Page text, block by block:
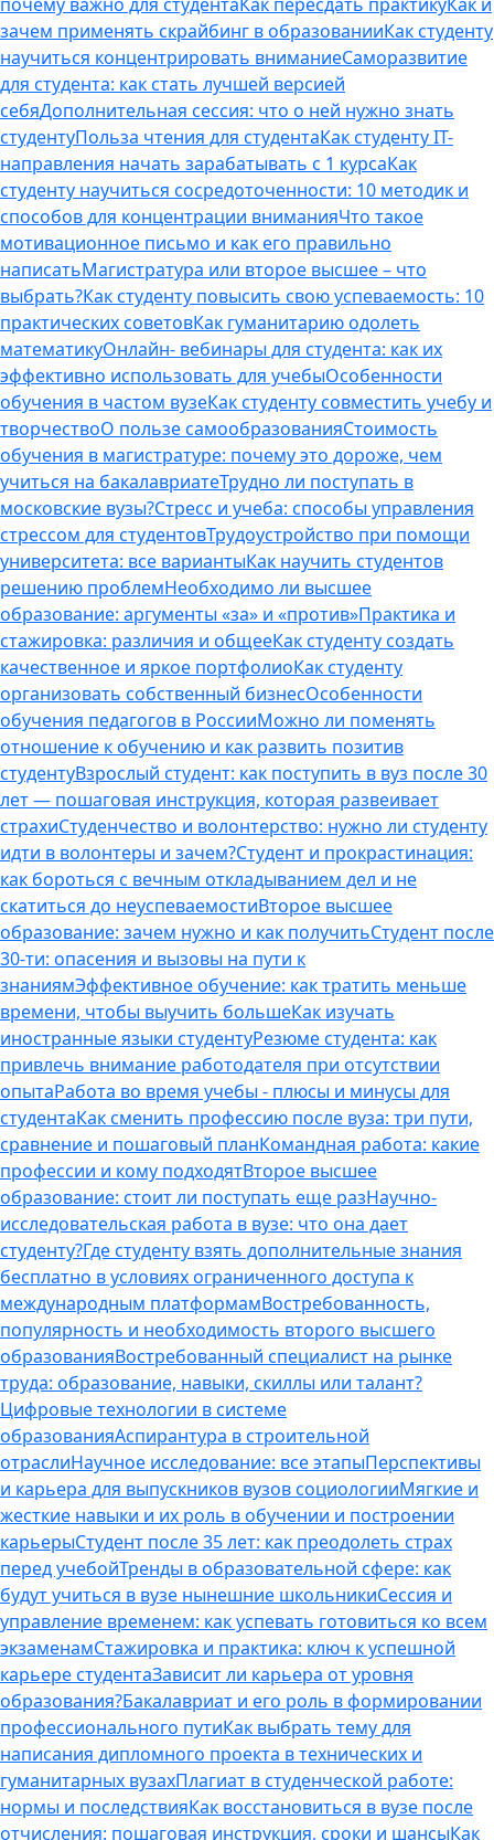
зачем применять скрайбинг в образованииКак студенту
научиться концентрировать вниманиеСаморазвитие
для студента: как стать лучшей версией
себяДополнительная сессия: что о ней нужно знать
студентуПольза чтения для студентаКак студенту IT-
направления начать зарабатывать с 1 курсаКак
студенту научиться сосредоточенности: 10 методик и
способов для концентрации вниманияЧто такое
мотивационное письмо и как его правильно
написатьМагистратура или второе высшее – что
выбрать?Как студенту повысить свою успеваемость: 10
практических советовКак гуманитарию одолеть
математикуОнлайн- вебинары для студента: как их
эффективно использовать для учебыОсобенности
обучения в частом вузеКак студенту совместить учебу и
творчествоО пользе самообразованияСтоимость
обучения в магистратуре: почему это дороже, чем
учиться на бакалавриатеТрудно ли поступать в
московские вузы?Стресс и учеба: способы управления
стрессом для студентовТрудоустройство при помощи
университета: все вариантыКак научить студентов
решению проблемНеобходимо ли высшее
образование: аргументы «за» и «против»Практика и
стажировка: различия и общееКак студенту создать
качественное и яркое портфолиоКак студенту
организовать собственный бизнесОсобенности
обучения педагогов в РоссииМожно ли поменять
отношение к обучению и как развить позитив
студентуВзрослый студент: как поступить в вуз после 30
лет — пошаговая инструкция, которая развеивает
страхиСтуденчество и волонтерство: нужно ли cтуденту
идти в волонтеры и зачем?Студент и прокрастинация:
как бороться с вечным откладыванием дел и не
скатиться до неуспеваемостиВторое высшее
образование: зачем нужно и как получитьСтудент после
30-ти: опасения и вызовы на пути к
знаниямЭффективное обучение: как тратить меньше
времени, чтобы выучить большеКак изучать
иностранные языки студентуРезюме студента: как
привлечь внимание работодателя при отсутствии
опытаРабота во время учебы - плюсы и минусы для
студентаКак сменить профессию после вуза: три пути,
сравнение и пошаговый планКомандная работа: какие
профессии и кому подходятВторое высшее
образование: стоит ли поступать еще разНаучно-
исследовательская работа в вузе: что она дает
студенту?Где студенту взять дополнительные знания
бесплатно в условиях ограниченного доступа к
международным платформамВостребованность,
популярность и необходимость второго высшего
образованияВостребованный специалист на рынке
труда: образование, навыки, скиллы или талант?
Цифровые технологии в системе
образованияАспирантура в строительной
отраслиНаучное исследование: все этапыПерспективы
и карьера для выпускников вузов социологииМягкие и
жесткие навыки и их роль в обучении и построении
карьерыСтудент после 35 лет: как преодолеть страх
перед учебойТренды в образовательной сфере: как
будут учиться в вузе нынешние школьникиСессия и
управление временем: как успевать готовиться ко всем
экзаменамСтажировка и практика: ключ к успешной
карьере студентаЗависит ли карьера от уровня
образования?Бакалавриат и его роль в формировании
профессионального путиКак выбрать тему для
написания дипломного проекта в технических и
гуманитарных вузахПлагиат в студенческой работе:
нормы и последствияКак восстановиться в вузе после
отчисления: пошаговая инструкция, сроки и шансыКак